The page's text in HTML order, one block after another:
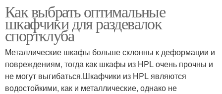
Как выбрать оптимальные
шкафчики для раздевалок
спортклуба
Металлические шкафы больше склонны к деформации и
повреждениям, тогда как шкафы из HPL очень прочны и
не могут выгибаться.Шкафчики из HPL являются
водостойкими, как и металлические, однако не